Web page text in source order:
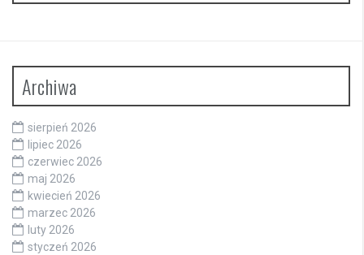
Archiwa
sierpień 2026
lipiec 2026
czerwiec 2026
maj 2026
kwiecień 2026
marzec 2026
luty 2026
styczeń 2026